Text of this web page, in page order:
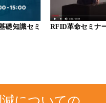
礎知識セミ
RFID革命セミナ